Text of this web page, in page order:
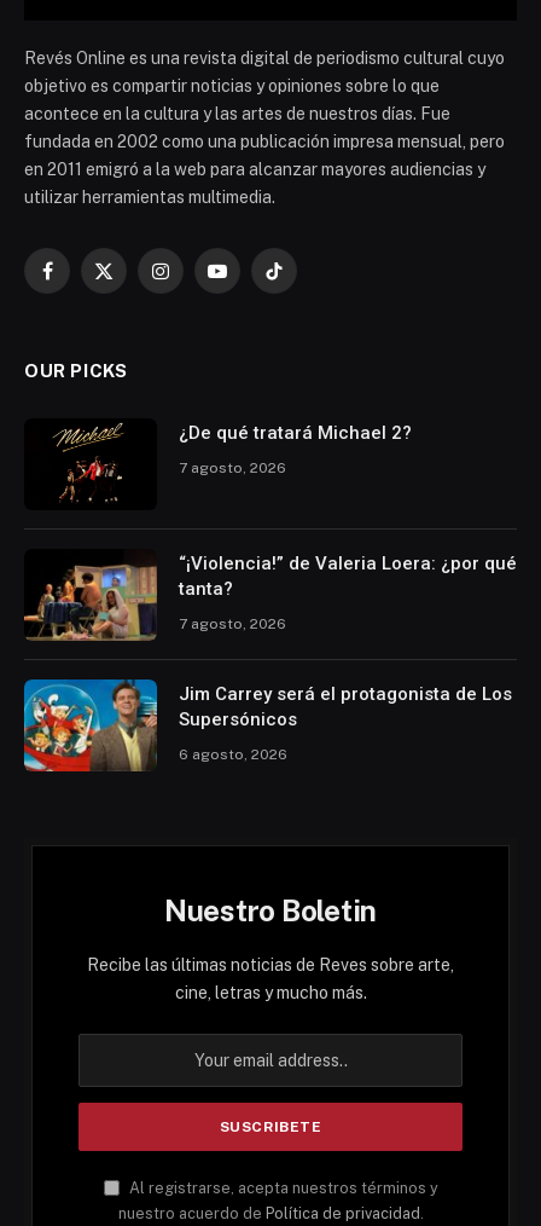
Revés Online es una revista digital de periodismo cultural cuyo
objetivo es compartir noticias y opiniones sobre lo que
acontece en la cultura y las artes de nuestros días. Fue
fundada en 2002 como una publicación impresa mensual, pero
en 2011 emigró a la web para alcanzar mayores audiencias y
utilizar herramientas multimedia.
Facebook
X
InstagramYouTubeTikTok
OUR PICKS
¿De qué tratará Michael 2?
7 agosto, 2026
“¡Violencia!” de Valeria Loera: ¿por qué
tanta?
7 agosto, 2026
Jim Carrey será el protagonista de Los
Supersónicos
6 agosto, 2026
Nuestro Boletin
Recibe las últimas noticias de Reves sobre arte,
cine, letras y mucho más.
Al registrarse, acepta nuestros términos y
nuestro acuerdo de Política de privacidad .